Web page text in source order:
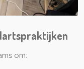
om: